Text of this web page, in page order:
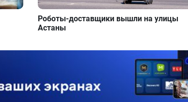
Роботы-доставщики вышли на улицы
Астаны